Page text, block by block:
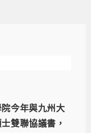
今年與九州大
雙聯協議書，